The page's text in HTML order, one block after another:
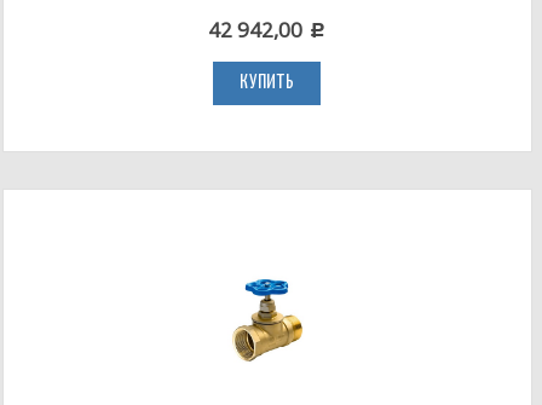
42 942,00 c
КУПИТЬ